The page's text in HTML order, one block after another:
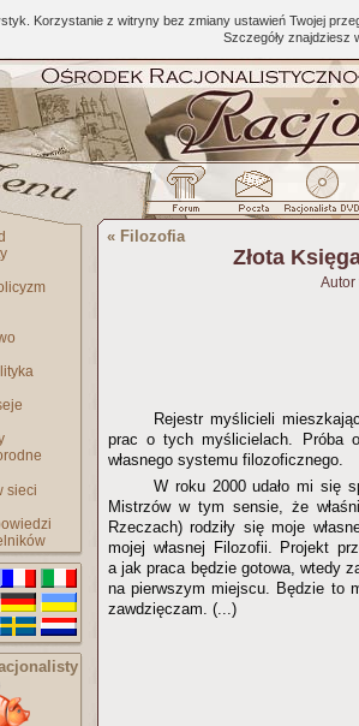
Korzystanie z witryny bez zmiany ustawień Twojej
Szczegóły znajdziesz
sieci
« Filozofia
Złota
Autor
Rejestr myślicieli
prac o tych myślicielach. Próba
własnego systemu filozoficznego.
W roku 2000 udało mi się
Mistrzów w tym sensie, że
Rzeczach) rodziły się moje
mojej własnej Filozofii. Projekt
a jak praca będzie gotowa, wtedy
na pierwszym miejscu. Będzie to
zawdzięczam. (...)